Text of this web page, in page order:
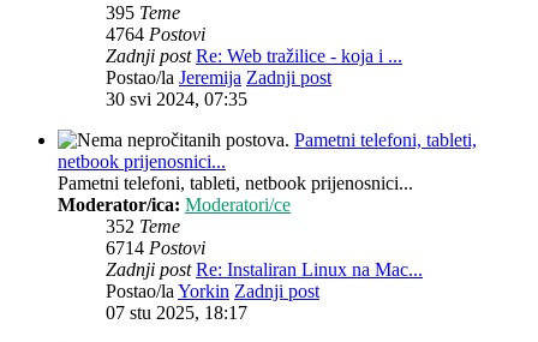
395 Teme
4764 Postovi
Zadnji post Re: Web tražilice - koja i ...
Postao/la Jeremija Zadnji post
30 svi 2024, 07:35
Pametni telefoni, tableti,
netbook prijenosnici...
Pametni telefoni, tableti, netbook prijenosnici...
Moderator/ica: Moderatori/ce
352 Teme
6714 Postovi
Zadnji post Re: Instaliran Linux na Mac...
Postao/laYorkin Zadnji post
07 stu 2025, 18:17